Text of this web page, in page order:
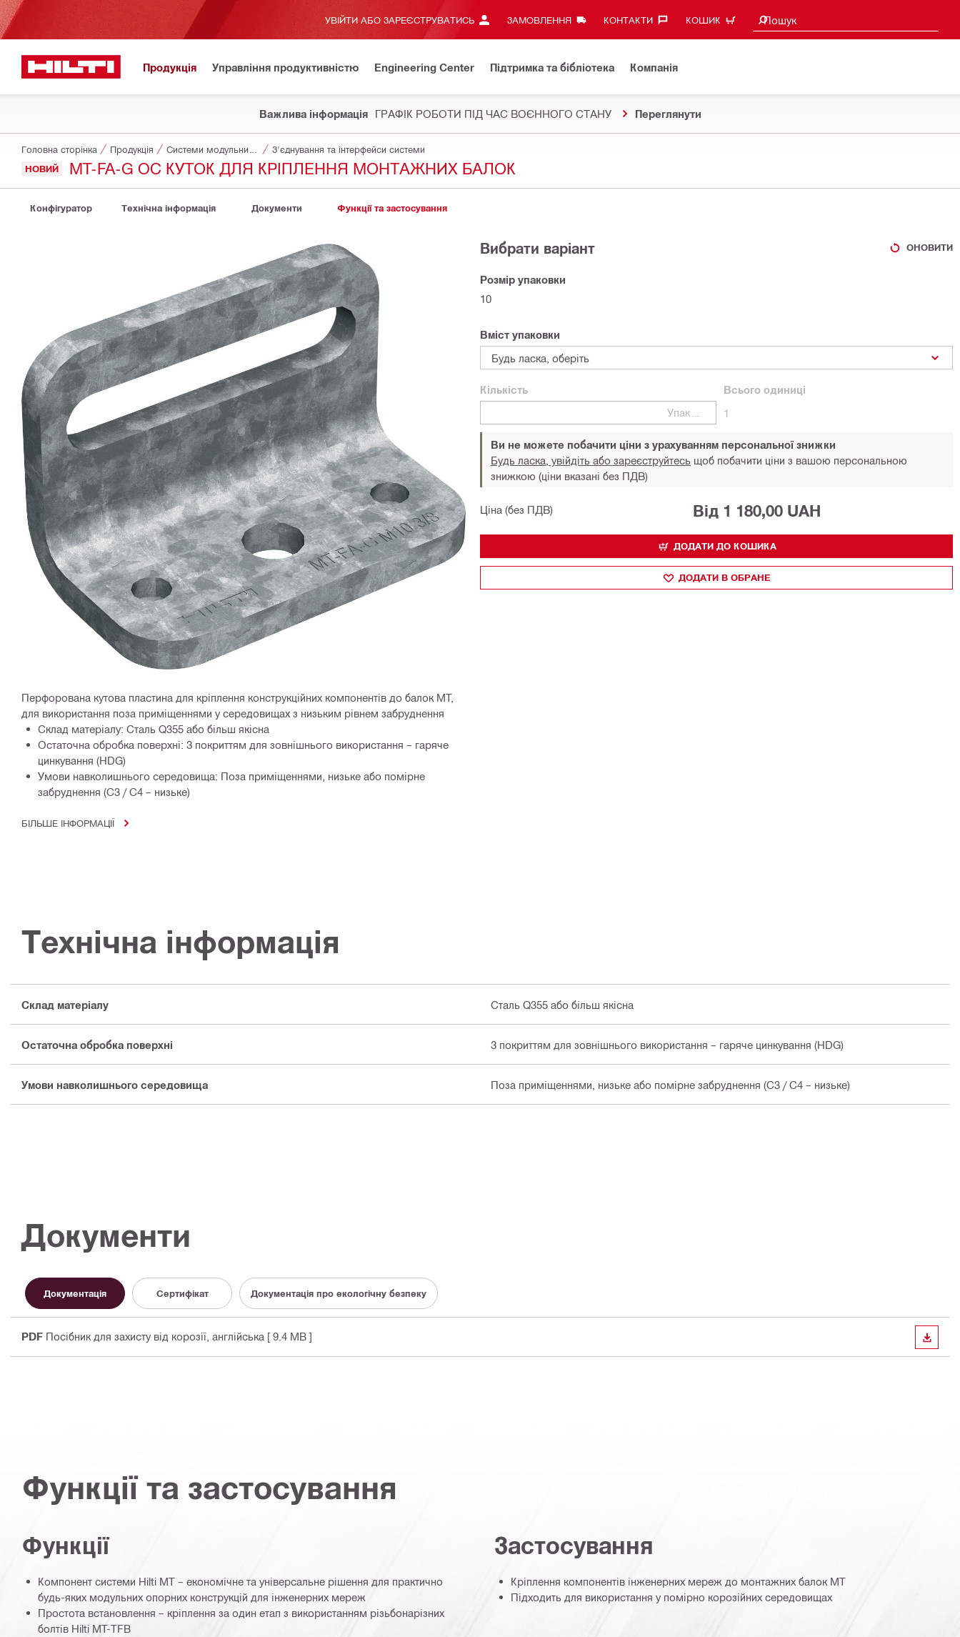
УВІЙТИ АБО ЗАРЕЄСТРУВАТИСЬ ЗАМОВЛЕННЯ КОНТАКТИ‎ КОШИК Пошук
Пошукові пропозиції
Продукція Управління продуктивністю Engineering Center Підтримка та бібліотека Компанія
Важлива інформація ГРАФІК РОБОТИ ПІД ЧАС ВОЄННОГО СТАНУ Переглянути
Головна сторінка Продукція З'єднування та інтерфейси системи
НОВИЙ MT-FA-G OC КУТОК ДЛЯ КРІПЛЕННЯ МОНТАЖНИХ БАЛОК
Конфігуратор Технічна інформація Документи Функції та застосування
Перфорована кутова пластина для кріплення конструкційних компонентів до балок MT,
для використання поза приміщеннями у середовищах з низьким рівнем забруднення
Склад матеріалу: Сталь Q355 або більш якісна
Остаточна обробка поверхні: З покриттям для зовнішнього використання – гаряче
цинкування (HDG)
Умови навколишнього середовища: Поза приміщеннями, низьке або помірне
забруднення (C3 / C4 – низьке)
БІЛЬШЕ ІНФОРМАЦІЇ
Вибрати варіант ОНОВИТИ
Розмір упаковки
10
Вміст упаковки
Будь ласка, оберіть
Кількість
Упаковки
Всього одиниці
1
Ви не можете побачити ціни з урахуванням персональної знижки
Будь ласка, увійдіть або зареєструйтесь щоб побачити ціни з вашою персональною
знижкою (ціни вказані без ПДВ)
Ціна (без ПДВ) Від 1 180,00 UAH
ДОДАТИ ДО КОШИКА
ДОДАТИ В ОБРАНЕ
Технічна інформація
Склад матеріалу Сталь Q355 або більш якісна
Остаточна обробка поверхні З покриттям для зовнішнього використання – гаряче цинкування (HDG)
Умови навколишнього середовища Поза приміщеннями, низьке або помірне забруднення (C3 / C4 – низьке)
Документи
Документація Сертифікат Документація про екологічну безпеку
PDF Посібник для захисту від корозії , англійська [ 9.4 MB ]
Функції та застосування
Функції
Компонент системи Hilti MT – економічне та універсальне рішення для практично
будь-яких модульних опорних конструкцій для інженерних мереж
Простота встановлення – кріплення за один етап з використанням різьбонарізних
болтів Hilti MT-TFB
Застосування
Кріплення компонентів інженерних мереж до монтажних балок MT
Підходить для використання у помірно корозійних середовищах